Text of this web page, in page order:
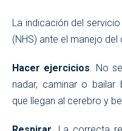
La indicación del
(NHS) ante el manejo del
Hacer ejercicios . No
nadar, caminar o
que llegan al cerebro y